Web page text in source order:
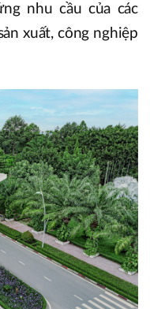
nhu cầu của các
xuất, công nghiệp